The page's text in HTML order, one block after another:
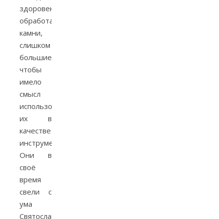
здоровенные
обработанные
камни,
слишком
большие,
чтобы
имело
смысл
использовать
их в
качестве
инструментов.
Они в
своё
время
свели с
ума
Святослава